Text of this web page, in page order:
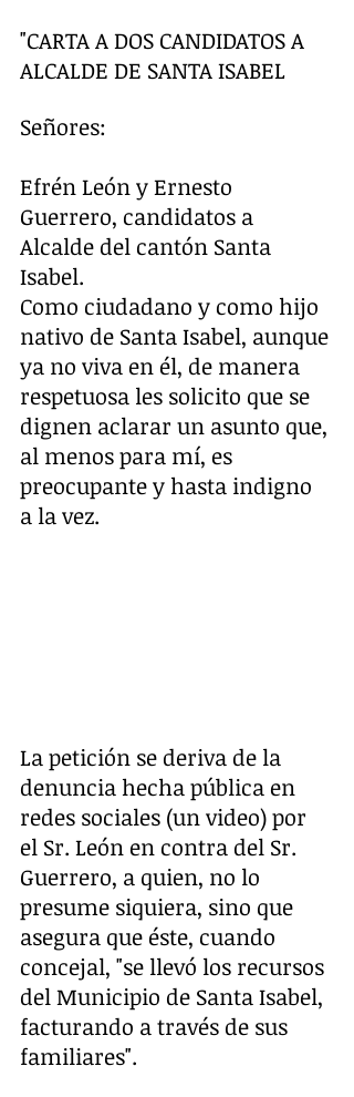
"CARTA A DOS CANDIDATOS A
ALCALDE DE SANTA ISABEL
Señores:
Efrén León y Ernesto
Guerrero, candidatos a
Alcalde del cantón Santa
Isabel.
Como ciudadano y como hijo
nativo de Santa Isabel, aunque
ya no viva en él, de manera
respetuosa les solicito que se
dignen aclarar un asunto que,
al menos para mí, es
preocupante y hasta indigno
a la vez.
La petición se deriva de la
denuncia hecha pública en
redes sociales (un video) por
el Sr. León en contra del Sr.
Guerrero, a quien, no lo
presume siquiera, sino que
asegura que éste, cuando
concejal, "se llevó los recursos
del Municipio de Santa Isabel,
facturando a través de sus
familiares".